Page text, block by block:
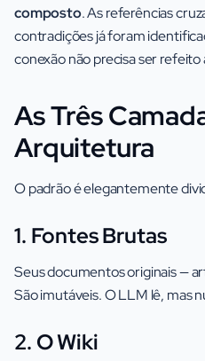
composto. As referências
contradições já foram
conexão não precisa ser refeito
As Três
Arquitetura
O padrão é elegantemente
1. Fontes Brutas
Seus documentos originais —
São imutáveis. O LLM lê, mas
2. O Wiki